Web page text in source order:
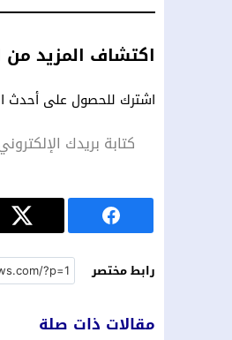
اكتشاف المزيد من
اشترك للحصول على أحدث
رابط مختصر
مقالات ذات صلة